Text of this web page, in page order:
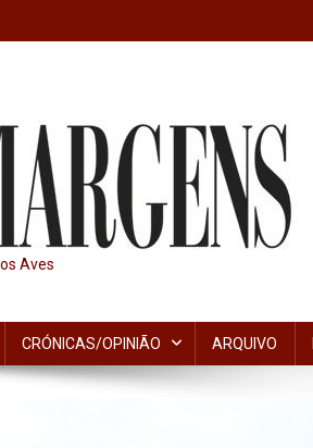
Aves
CRÓNICAS/OPINIÃO ARQUIVO